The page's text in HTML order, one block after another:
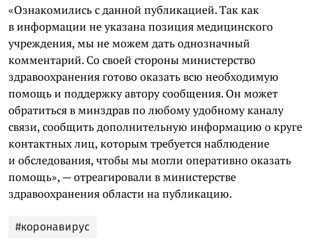
«Ознакомились с данной публикацией. Так как
в информации не указана позиция медицинского
учреждения, мы не можем дать однозначный
комментарий. Со своей стороны министерство
здравоохранения готово оказать всю необходимую
помощь и поддержку автору сообщения. Он может
обратиться в минздрав по любому удобному каналу
связи, сообщить дополнительную информацию о круге
контактных лиц, которым требуется наблюдение
и обследования, чтобы мы могли оперативно оказать
помощь», — отреагировали в министерстве
здравоохранения области на публикацию.
#коронавирус